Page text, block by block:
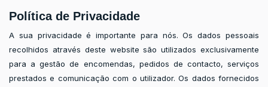
Política de Privacidade
A sua privacidade é importante para nós. Os dados pessoais
recolhidos através deste website são utilizados exclusivamente
para a gestão de encomendas, pedidos de contacto, serviços
prestados e comunicação com o utilizador. Os dados fornecidos